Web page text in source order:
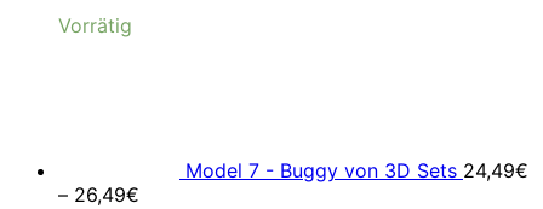
Vorrätig
Model 7 - Buggy von 3D Sets 24,49€
– 26,49€